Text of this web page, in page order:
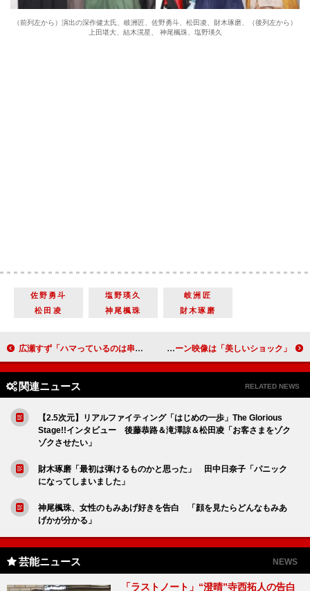
（前列左から）演出の深作健太氏、岐洲匠、佐野勇斗、松田凌、財木琢磨、（後列左から）
上田堪大、結木滉星、 神尾楓珠、塩野瑛久
佐野勇斗 塩野瑛久
岐洲匠
松田凌
神尾楓珠 財木琢磨
広瀬すず「ハマっているのは串揚げ」 「揚げ物が大好き。毎日でも苦じゃない」 ウィル・スミス、日本のファンの歓迎に感謝 若き自分のクローン映像は「美しいショック」
関連ニュース RELATED NEWS
【2.5次元】リアルファイティング「はじめの一歩」The Glorious
Stage!!インタビュー 後藤恭路＆滝澤諒＆松田凌「お客さまをゾク
ゾクさせたい」
財木琢磨「最初は弾けるものかと思った」 田中日奈子「パニック
になってしまいました」
神尾楓珠、女性のもみあげ好きを告白 「顔を見たらどんなもみあ
げかが分かる」
芸能ニュース NEWS
「ラストノート」“澄晴”寺西拓人の告白